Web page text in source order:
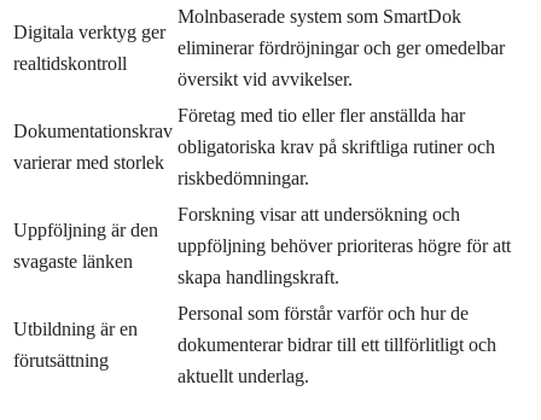
Digitala verktyg ger
realtidskontroll
Molnbaserade system som SmartDok
eliminerar fördröjningar och ger omedelbar
översikt vid avvikelser.
Dokumentationskrav
varierar med storlek
Företag med tio eller fler anställda har
obligatoriska krav på skriftliga rutiner och
riskbedömningar.
Uppföljning är den
svagaste länken
Forskning visar att undersökning och
uppföljning behöver prioriteras högre för att
skapa handlingskraft.
Utbildning är en
förutsättning
Personal som förstår varför och hur de
dokumenterar bidrar till ett tillförlitligt och
aktuellt underlag.